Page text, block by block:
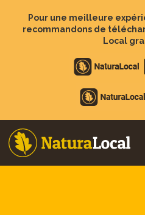
contenu
Pour une meilleure
recommandons de
Local